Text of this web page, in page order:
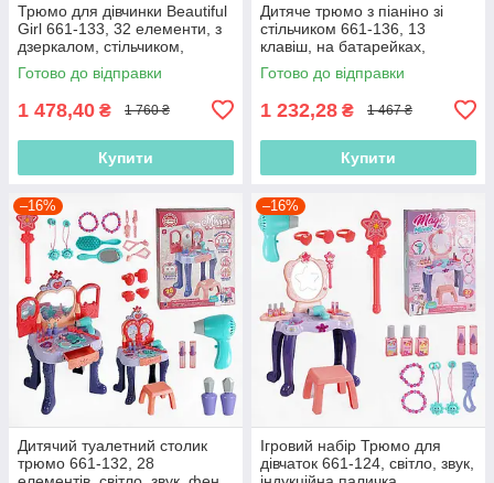
Трюмо для дівчинки Beautiful
Girl 661-133, 32 елементи, з
дзеркалом, стільчиком,
феном, косметикою, музичні
Готово до відправки
1 478,40 ₴ 1 760 ₴
Купити
Дитяче трюмо з піаніно зі
стільчиком 661-136, 13
клавіш, на батарейках,
світло, звук, аксесуари
Готово до відправки
1 232,28 ₴ 1 467 ₴
Купити
–16%
Дитячий туалетний столик
трюмо 661-132, 28
–16%
Ігровий набір Трюмо для
дівчаток 661-124, світло, звук,